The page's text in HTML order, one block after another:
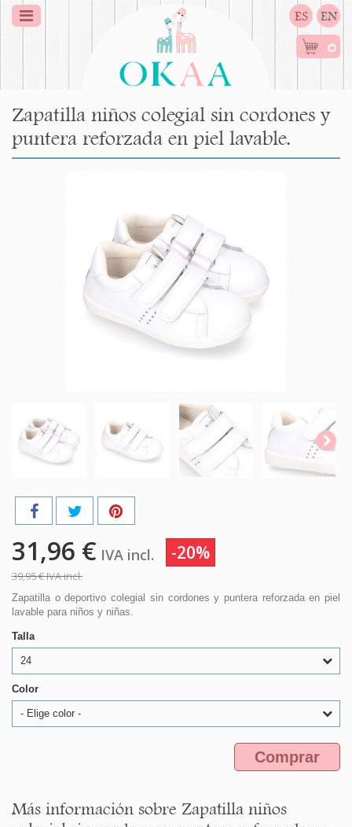
ES EN
0
Zapatilla niños colegial sin cordones y
puntera reforzada en piel lavable.
31,96 € IVA incl. -20%
39,95 €IVA incl.
Zapatilla o deportivo colegial sin cordones y puntera reforzada en piel
lavable para niños y niñas.
Talla
24
Color
- Elige color -
Comprar
Más información sobre Zapatilla niños